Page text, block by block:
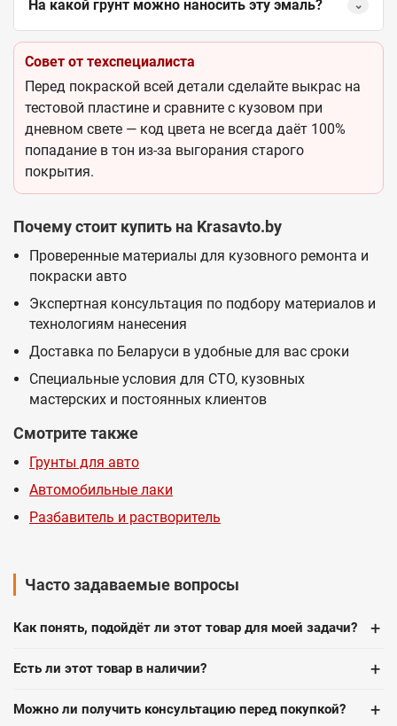
На какой грунт можно наносить эту эмаль? ⌄
Совет от техспециалиста
Перед покраской всей детали сделайте выкрас на
тестовой пластине и сравните с кузовом при
дневном свете — код цвета не всегда даёт 100%
попадание в тон из-за выгорания старого
покрытия.
Почему стоит купить на Krasavto.by
Проверенные материалы для кузовного ремонта и
покраски авто
Экспертная консультация по подбору материалов и
технологиям нанесения
Доставка по Беларуси в удобные для вас сроки
Специальные условия для СТО, кузовных
мастерских и постоянных клиентов
Смотрите также
Грунты для авто
Автомобильные лаки
Разбавитель и растворитель
Часто задаваемые вопросы
Как понять, подойдёт ли этот товар для моей задачи? +
Есть ли этот товар в наличии? +
Можно ли получить консультацию перед покупкой? +